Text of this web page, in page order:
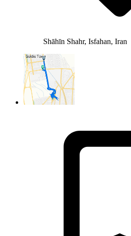
Shāhīn Shahr, Isfahan, Iran